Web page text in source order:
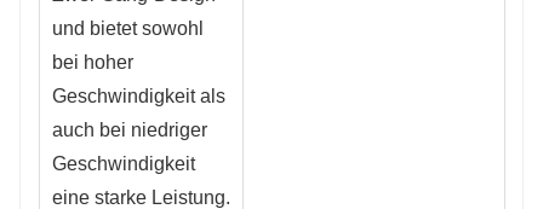
und bietet sowohl
bei hoher
Geschwindigkeit als
auch bei niedriger
Geschwindigkeit
eine starke Leistung.